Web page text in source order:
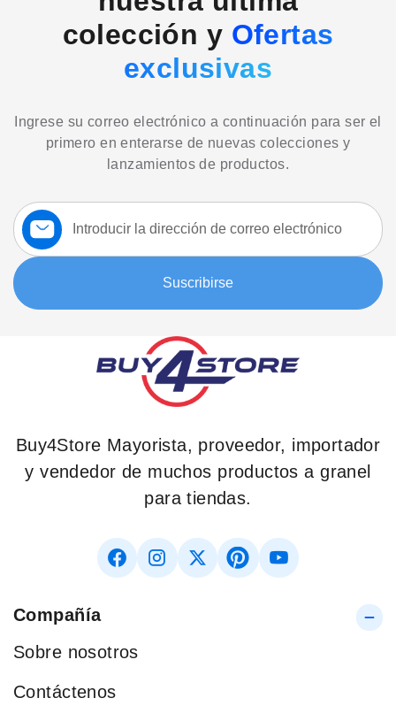
colección y Ofertas
exclusivas
Ingrese su correo electrónico a continuación para ser el
primero en enterarse de nuevas colecciones y
lanzamientos de productos.
Suscríbase
a
nuestro
boletín:
Suscribirse
Buy4Store Mayorista, proveedor, importador
y vendedor de muchos productos a granel
para tiendas.
Compañía
Sobre nosotros
Contáctenos